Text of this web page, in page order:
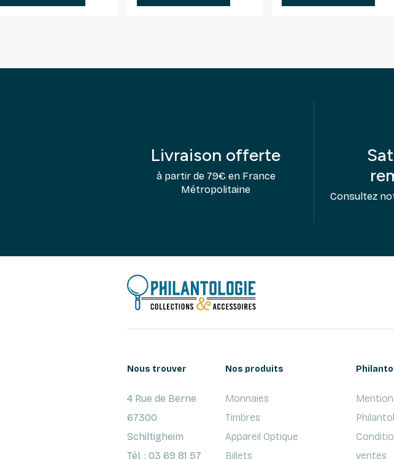
Livraison offerte
à partir de 79€ en France
Métropolitaine
Consultez
Nous trouver
4 Rue de Berne
67300
Schiltigheim
Tél. : 03 69 81 57
Nos produits
Monnaies
Timbres
Appareil Optique
Billets
ventes